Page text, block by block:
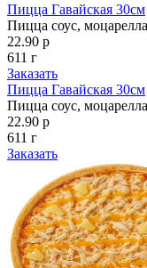
Пицца Гавайская 30см
Пицца соус,
22.90 р
611 г
Заказать
Пицца Гавайская 30см
Пицца соус,
22.90 р
611 г
Заказать